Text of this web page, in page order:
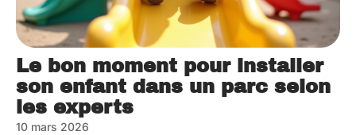
Le bon moment pour installer
son enfant dans un parc selon
les experts
10 mars 2026